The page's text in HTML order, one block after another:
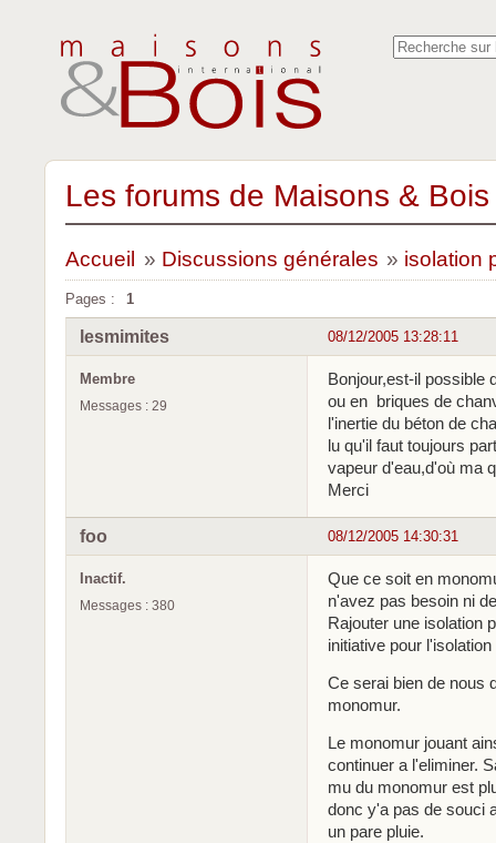
Les forums de Maisons &
Accueil » Discussions générales » isolation
Pages : 1
08/12/2005 13:28:11
lesmimites
Membre
Messages : 29
Bonjour,est-il possible
ou en briques de
l'inertie du béton de
lu qu'il faut toujours
vapeur d'eau,d'où ma
Merci
08/12/2005 14:30:31
foo
Inactif.
Messages : 380
Que ce soit en
n'avez pas besoin ni
Rajouter une isolation
initiative pour
Ce serai bien de nous
monomur.
Le monomur jouant
continuer a l'eliminer.
mu du monomur est
donc y'a pas de souci
un pare pluie.